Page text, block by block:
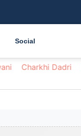
Social
Charkhi Dadri